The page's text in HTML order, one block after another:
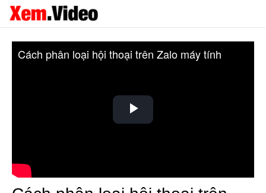
Play
Cách phân loại hội thoại trên Zalo máy tính